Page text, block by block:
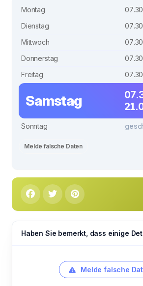
Montag
Dienstag
Mittwoch
Donnerstag
Freitag
Samstag
Sonntag
Melde falsche Daten
Haben Sie bemerkt, dass einige
Melde falsche